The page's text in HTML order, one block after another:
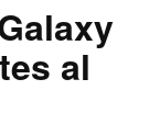
al